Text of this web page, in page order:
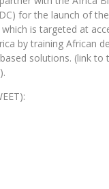
for the launch of
is targeted at
by training African
solutions. (link to